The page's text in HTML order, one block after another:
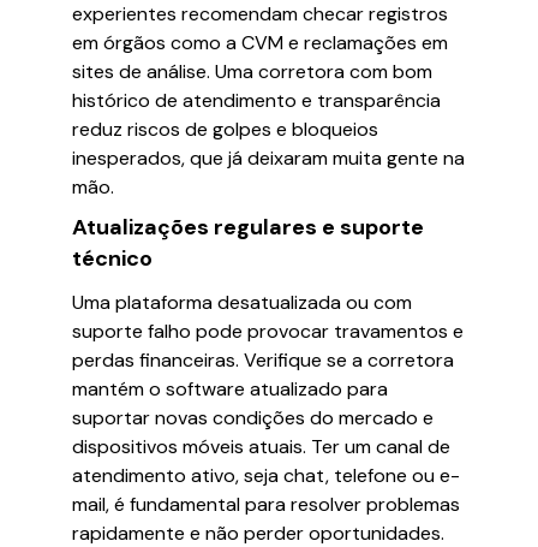
experientes recomendam checar registros
em órgãos como a CVM e reclamações em
sites de análise. Uma corretora com bom
histórico de atendimento e transparência
reduz riscos de golpes e bloqueios
inesperados, que já deixaram muita gente na
mão.
Atualizações regulares e suporte
técnico
Uma plataforma desatualizada ou com
suporte falho pode provocar travamentos e
perdas financeiras. Verifique se a corretora
mantém o software atualizado para
suportar novas condições do mercado e
dispositivos móveis atuais. Ter um canal de
atendimento ativo, seja chat, telefone ou e-
mail, é fundamental para resolver problemas
rapidamente e não perder oportunidades.